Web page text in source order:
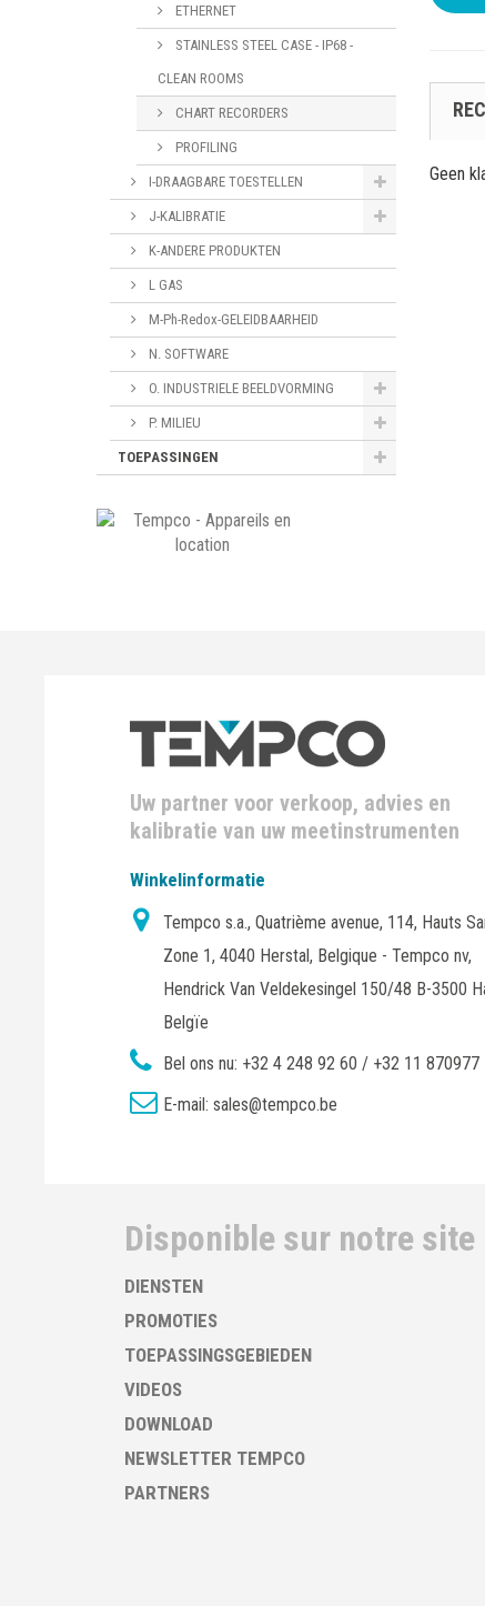
ETHERNET
STAINLESS STEEL CASE - IP68 -
CLEAN ROOMS
CHART RECORDERS
PROFILING
I-DRAAGBARE TOESTELLEN
J-KALIBRATIE
K-ANDERE PRODUKTEN
L GAS
M-Ph-Redox-GELEIDBAARHEID
N. SOFTWARE
O. INDUSTRIELE BEELDVORMING
P. MILIEU
TOEPASSINGEN
Geen
Uw partner voor verkoop, advies en
kalibratie van uw meetinstrumenten
Winkelinformatie
Tempco s.a., Quatrième avenue, 114, Hauts
Zone 1, 4040 Herstal, Belgique - Tempco nv,
Hendrick Van Veldekesingel 150/48 B-3500
Belgïe
Bel ons nu: +32 4 248 92 60 / +32 11 870977
E-mail: sales@tempco.be
Disponible sur notre site
DIENSTEN
PROMOTIES
TOEPASSINGSGEBIEDEN
VIDEOS
DOWNLOAD
NEWSLETTER TEMPCO
PARTNERS